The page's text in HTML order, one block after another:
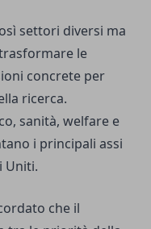
settori diversi ma
le
concrete per
ricerca.
sanità, welfare e
i principali assi
Uniti.
che il